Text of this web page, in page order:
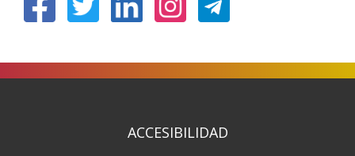
ACCESIBILIDAD